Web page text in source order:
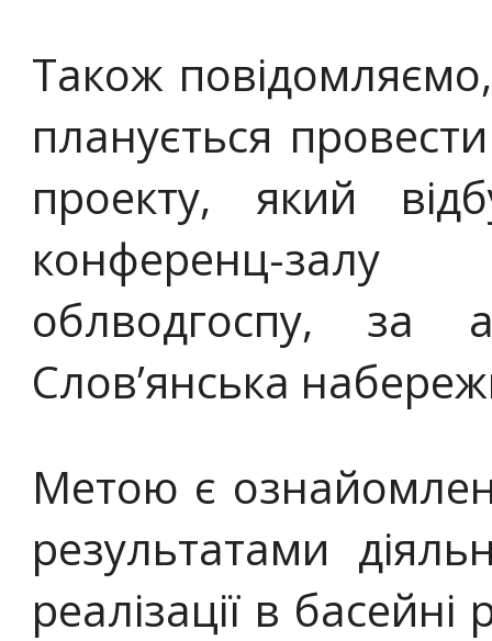
Також
планується
проекту, який
конференц-
облводгоспу, за
Слов’янська
Метою є
результатами
реалізації в